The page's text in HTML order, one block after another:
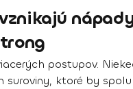
postupov.
suroviny, ktoré by